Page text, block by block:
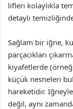
lifleri kolaylıkla
detaylı
Sağlam bir iğne,
parçacıkları
kıyafetlerde
küçük nesneleri
hareketidir.
değil, aynı